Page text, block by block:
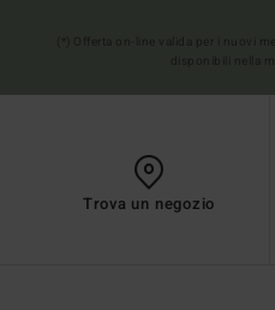
Trova un negozio